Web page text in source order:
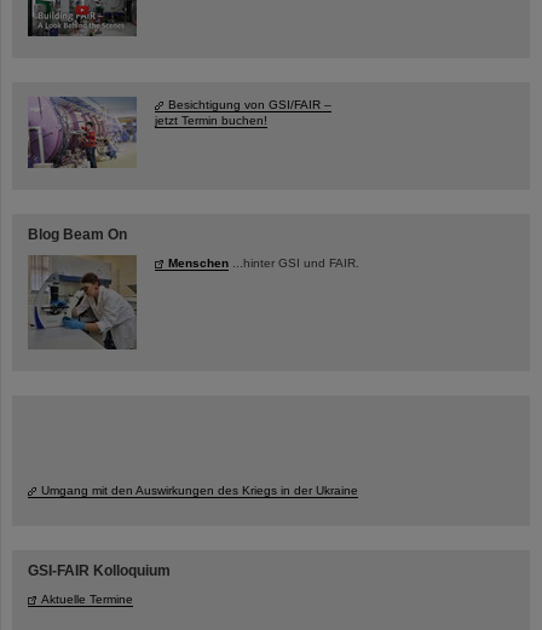
Besichtigung von GSI/FAIR –
jetzt Termin buchen!
Blog Beam On
Menschen ...hinter GSI und FAIR.
Umgang mit den Auswirkungen des Kriegs in der Ukraine
GSI-FAIR Kolloquium
Aktuelle Termine